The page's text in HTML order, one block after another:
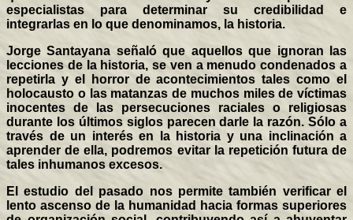
especialistas para determinar su credibilidad e
integrarlas en lo que denominamos, la historia.
Jorge Santayana señaló que aquellos que ignoran las
lecciones de la historia, se ven a menudo condenados a
repetirla y el horror de acontecimientos tales como el
holocausto o las matanzas de muchos miles de víctimas
inocentes de las persecuciones raciales o religiosas
durante los últimos siglos parecen darle la razón. Sólo a
través de un interés en la historia y una inclinación a
aprender de ella, podremos evitar la repetición futura de
tales inhumanos excesos.
El estudio del pasado nos permite también verificar el
lento ascenso de la humanidad hacia formas superiores